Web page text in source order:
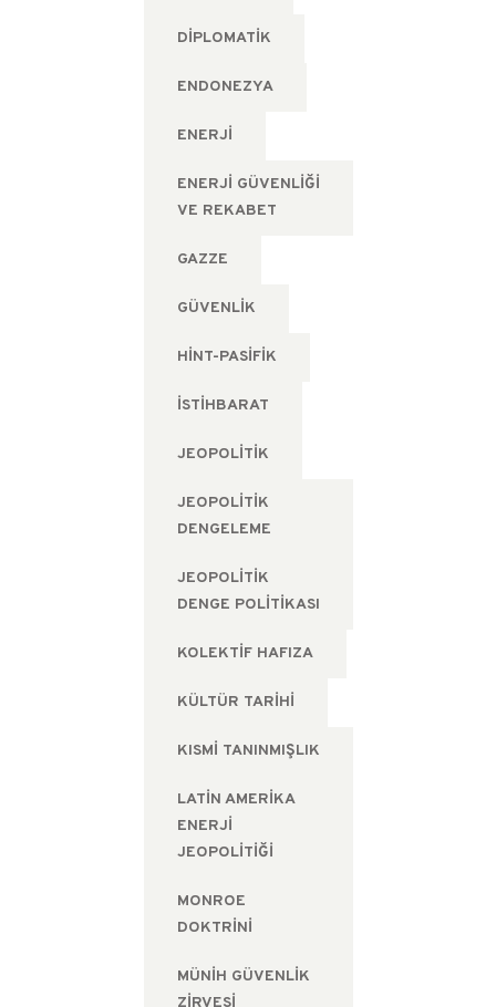
DIPLOMATIK
ENDONEZYA
ENERJI
ENERJI GÜVENLIĞI
VE REKABET
GAZZE
GÜVENLIK
HINT-PASIFIK
ISTIHBARAT
JEOPOLITIK
JEOPOLITIK
DENGELEME
JEOPOLITIK
DENGE POLITIKASI
KOLEKTIF HAFIZA
KÜLTÜR TARIHI
KISMI TANINMIŞLIK
LATIN AMERIKA
ENERJI
JEOPOLITIĞI
MONROE
DOKTRINI
MÜNIH GÜVENLIK
ZIRVESI